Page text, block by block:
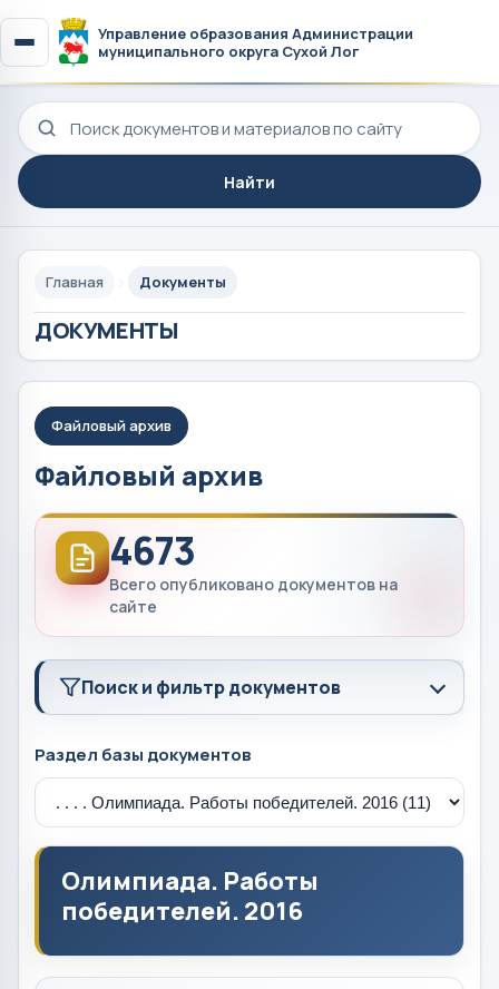
Управление образования Администрации
муниципального округа Сухой Лог
Поиск по сайту
Найти
Главная Документы
ДОКУМЕНТЫ
Файловый архив
Файловый архив
4673
Всего опубликовано документов на
сайте
Поиск и фильтр документов
Раздел базы документов
Олимпиада. Работы
победителей. 2016